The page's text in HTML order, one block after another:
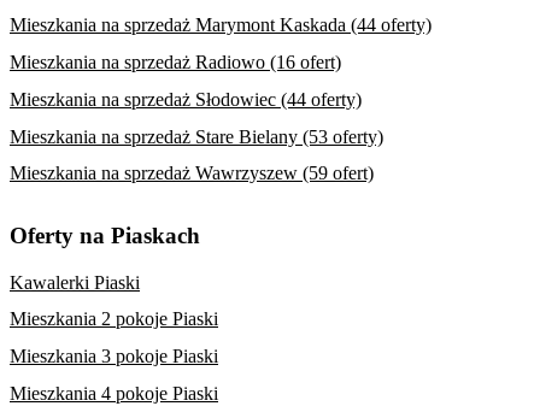
Mieszkania na sprzedaż Marymont Kaskada (44 oferty)
Mieszkania na sprzedaż Radiowo (16 ofert)
Mieszkania na sprzedaż Słodowiec (44 oferty)
Mieszkania na sprzedaż Stare Bielany (53 oferty)
Mieszkania na sprzedaż Wawrzyszew (59 ofert)
Oferty na Piaskach
Kawalerki Piaski
Mieszkania 2 pokoje Piaski
Mieszkania 3 pokoje Piaski
Mieszkania 4 pokoje Piaski